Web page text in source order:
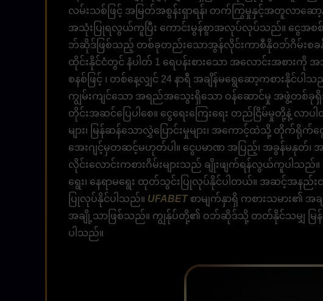
လမ်းသစ်ဖြင့် အမြတ်အစွန်းရှာရန်၊ တက်ကြွမှုနှင့်အတူလာဆေ
အသုံးပြုရလွယ်ကူပြီး ကောင်းမွန်စွာအလုပ်လုပ်သည်။ ငွေအစစ်အ
ဘ်ဆိုဒ်ဖြစ်သည့် တစ်ခုတည်းသောအွန်လိုင်းကာစီနိုဝဘ်ဂိမ်းစခန်
ထိုင်းနိုင်ငံတွင် နံပါတ် 1 ရေပန်းစားသော အလောင်းအစားကို
စနစ်ဖြင့် ၊ တစ်နေ့လျှင် 24 နာရီ အချိန်မရွေဆော့ကစားနိုင်ပ
ကျွမ်းကျင်သော အရည်အသွေးရှိသော ဝန်ဆောင်မှု အဖွဲ့တစ်ခု
တိုင်းအဆင်ပြေပါစေ။ ငွေရေးကြေးရေး တည်ငြိမ်မှုတို့နဲ့ လာပါ
များ၊ မြန်ဆန်သောလွှဲပြောင်းမှုများ၊ အကောင့်ထဲသို့ တိုက်ရိုက်
အေးဂျင့်မှတဆင့်မဟုတ်ပါ။ ငွေပမာဏ အပြည့်၊ အခွန်မနုတ်၊ အခ
လိုင်းလောင်းကစားဂိမ်းများသည် ချိုးဖျက်ရန်လွယ်ကူပါသည်။
ရွေး၊ နေရာမရွေး ထုတ်သွင်းပြုလုပ်နိုင်ပါတယ်။ အဆင့်အနည်
ပြုလုပ်နိုင်ပါသည်။ UFABETစာမျက်နှာရှိ ကစားသမား၏
အချို့သာဖြစ်သည်။ ကျွန်ုပ်တို့၏ ဝဘ်ဆိုဒ်သို့ တတ်နိုင်သမျှ မြန်
ပါသည်။